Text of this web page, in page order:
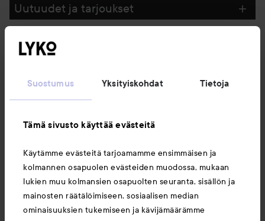
Suostumus Yksityiskohdat Tietoja
Tämä sivusto käyttää evästeitä
Käytämme evästeitä tarjoamamme ensimmäisen ja
kolmannen osapuolen evästeiden muodossa, mukaan
lukien muu kolmansien osapuolten seuranta, sisällön ja
mainosten räätälöimiseen, sosiaalisen median
ominaisuuksien tukemiseen ja kävijämäärämme
Uutuudet ja tarjoukset
Seuraa meitä
Asiakaspalvelu
Tietoja
Saattaisit myös tykätä